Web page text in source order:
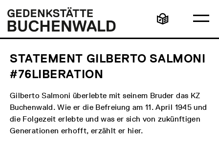
zum
Inhalt
Gedenkstätte
Buchenwald
Leichte
Sprache
STATEMENT GILBERTO SALMONI
#76LIBERATION
Gilberto Salmoni überlebte mit seinem Bruder das KZ
Buchenwald. Wie er die Befreiung am 11. April 1945 und
die Folgezeit erlebte und was er sich von zukünftigen
Generationen erhofft, erzählt er hier.